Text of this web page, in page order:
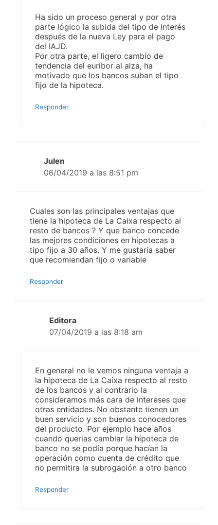
Ha sido un proceso general y por otra
parte lógico la subida del tipo de interés
después de la nueva Ley para el pago
del IAJD.
Por otra parte, el ligero cambio de
tendencia del euribor al alza, ha
motivado que los bancos suban el tipo
fijo de la hipoteca.
Responder
Julen
06/04/2019 a las 8:51 pm
Cuales son las principales ventajas que
tiene la hipoteca de La Caixa respecto al
resto de bancos ? Y que banco concede
las mejores condiciones en hipotecas a
tipo fijo a 30 años. Y me gustaría saber
que recomiendan fijo o variable
Responder
Editora
07/04/2019 a las 8:18 am
En general no le vemos ninguna ventaja a
la hipoteca de La Caixa respecto al resto
de los bancos y al contrario la
consideramos más cara de intereses que
otras entidades. No obstante tienen un
buen servicio y son buenos conocedores
del producto. Por ejemplo hace años
cuando querias cambiar la hipoteca de
banco no se podía porque hacían la
operación como cuenta de crédito que
no permitira la subrogación a otro banco
Responder